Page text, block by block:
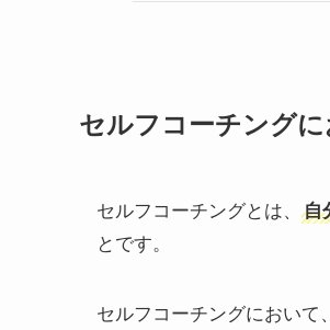
セルフコーチング
セルフコーチングとは、 自
とです。
セルフコーチングにおいて、